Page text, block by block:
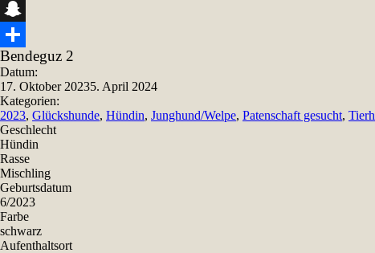
Telegram
Snapchat
Teilen
Bendeguz 2
Datum:
17. Oktober 20235. April 2024
Kategorien:
2023, Glückshunde, Hündin, Junghund/Welpe, Patenschaft gesucht,
Geschlecht
Hündin
Rasse
Mischling
Geburtsdatum
6/2023
Farbe
schwarz
Aufenthaltsort